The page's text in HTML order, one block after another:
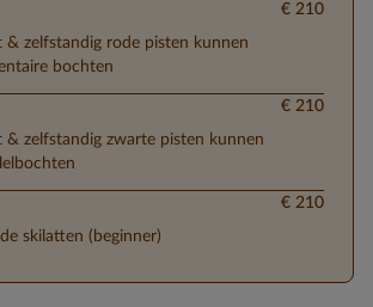
& zelfstandig rode pisten kunnen
bochten
€ 210
& zelfstandig zwarte pisten kunnen
€ 210
skilatten (beginner)
€ 210